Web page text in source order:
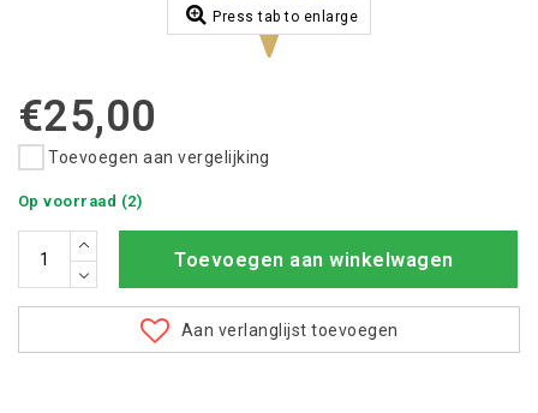
Press tab to enlarge
€25,00
Toevoegen aan vergelijking
Op voorraad (2)
Toevoegen aan winkelwagen
Aan verlanglijst toevoegen